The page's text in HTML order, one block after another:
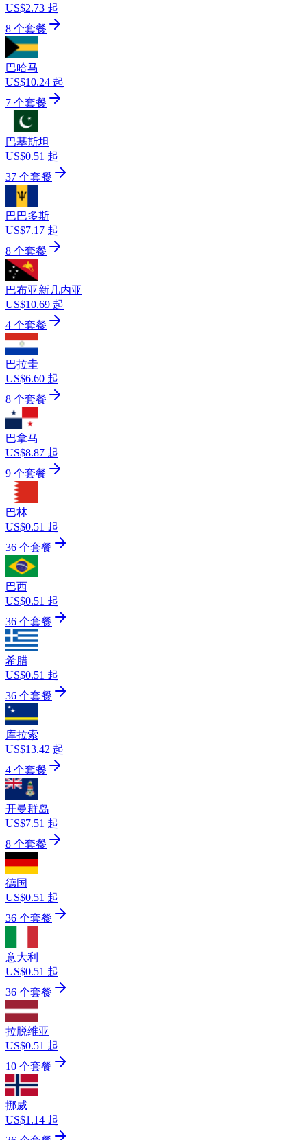
US$2.73 起
8 个套餐
巴哈马
US$10.24 起
7 个套餐
巴基斯坦
US$0.51 起
37 个套餐
巴巴多斯
US$7.17 起
8 个套餐
巴布亚新几内亚
US$10.69 起
4 个套餐
巴拉圭
US$6.60 起
8 个套餐
巴拿马
US$8.87 起
9 个套餐
巴林
US$0.51 起
36 个套餐
巴西
US$0.51 起
36 个套餐
希腊
US$0.51 起
36 个套餐
库拉索
US$13.42 起
4 个套餐
开曼群岛
US$7.51 起
8 个套餐
德国
US$0.51 起
36 个套餐
意大利
US$0.51 起
36 个套餐
拉脱维亚
US$0.51 起
10 个套餐
挪威
US$1.14 起